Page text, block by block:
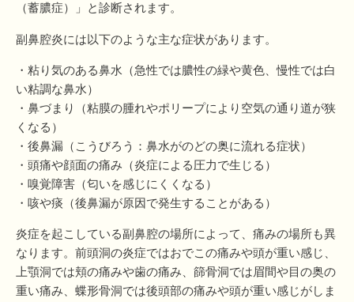
（蓄膿症）」と診断されます。
副鼻腔炎には以下のような主な症状があります。
・粘り気のある鼻水（急性では膿性の緑や黄色、慢性では白
い粘調な鼻水）
・鼻づまり（粘膜の腫れやポリープにより空気の通り道が狭
くなる）
・後鼻漏（こうびろう：鼻水がのどの奥に流れる症状）
・頭痛や顔面の痛み（炎症による圧力で生じる）
・嗅覚障害（匂いを感じにくくなる）
・咳や痰（後鼻漏が原因で発生することがある）
炎症を起こしている副鼻腔の場所によって、痛みの場所も異
なります。前頭洞の炎症ではおでこの痛みや頭が重い感じ、
上顎洞では頬の痛みや歯の痛み、篩骨洞では眉間や目の奥の
重い痛み、蝶形骨洞では後頭部の痛みや頭が重い感じがしま